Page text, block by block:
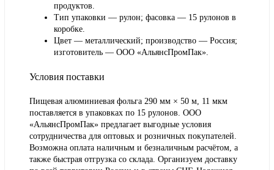
продуктов.
Тип упаковки — рулон; фасовка — 15 рулонов в
коробке.
Цвет — металлический; производство — Россия;
изготовитель — ООО «АльянсПромПак».
Условия поставки
Пищевая алюминиевая фольга 290 мм × 50 м, 11 мкм
поставляется в упаковках по 15 рулонов. ООО
«АльянсПромПак» предлагает выгодные условия
сотрудничества для оптовых и розничных покупателей.
Возможна оплата наличным и безналичным расчётом, а
также быстрая отгрузка со склада. Организуем доставку